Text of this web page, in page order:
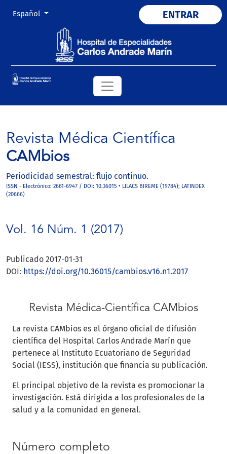
Cambiar el idioma. El actual es:
Español ENTRAR
Revista Médica Científica
CAMbios
Periodicidad semestral: flujo continuo.
ISSN - Electrónico: 2661-6947 / DOI: 10.36015 • LILACS BIREME (19784); LATINDEX
(20666)
Vol. 16 Núm. 1 (2017)
Publicado 2017-01-31
DOI: https://doi.org/10.36015/cambios.v16.n1.2017
Revista Médica-Científica CAMbios
La revista CAMbios es el órgano oficial de difusión
científica del Hospital Carlos Andrade Marín que
pertenece al Instituto Ecuatoriano de Seguridad
Social (IESS), institución que financia su publicación.
El principal objetivo de la revista es promocionar la
investigación. Está dirigida a los profesionales de la
salud y a la comunidad en general.
Número completo